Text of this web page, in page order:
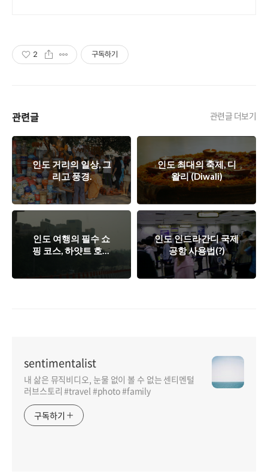
2 구독하기
관련글 관련글 더보기
인도 거리의 일상, 그
리고 풍경.
인도 최대의 축제, 디
왈리 (Diwali)
인도 여행의 필수 쇼
핑 코스, 하얏트 호텔
인도 인드라간디 국제
공항 사용법(?)
sentimentalist
내 삶은 뮤직비디오, 눈물 없이 볼 수 없는 센티멘털
러브스토리 #travel #photo #family
구독하기